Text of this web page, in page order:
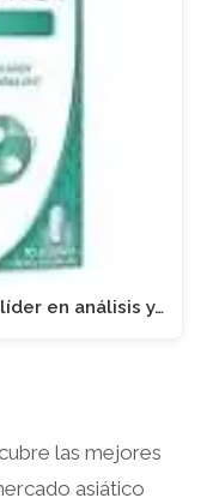
en análisis y…
las mejores
asiático